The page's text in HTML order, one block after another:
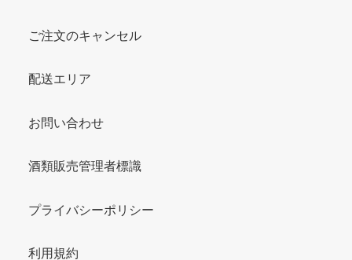
ご注文のキャンセル
配送エリア
お問い合わせ
酒類販売管理者標識
プライバシーポリシー
利用規約